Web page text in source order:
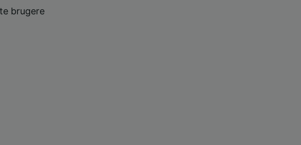
brugere